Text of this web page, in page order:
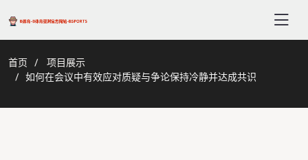
首页
项目展示
如何在会议中有效应对质疑与争论保持冷静并达成共识